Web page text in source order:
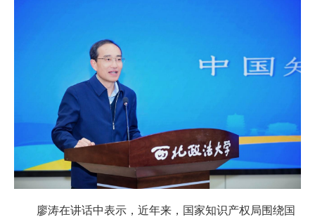
廖涛在讲话中表示，近年来，国家知识产权局围绕国